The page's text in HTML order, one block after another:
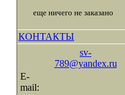
еще ничего не заказано
КОНТАКТЫ
sv-
789@yandex.ru
E-
mail: